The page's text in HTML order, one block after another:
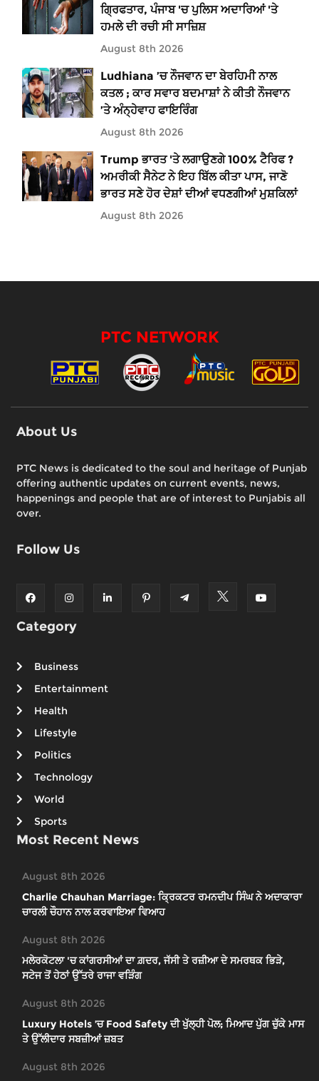
ਗ੍ਰਿਫਤਾਰ, ਪੰਜਾਬ 'ਚ ਪੁਲਿਸ ਅਦਾਰਿਆਂ 'ਤੇ
ਹਮਲੇ ਦੀ ਰਚੀ ਸੀ ਸਾਜ਼ਿਸ਼
August 8th 2026
Ludhiana ’ਚ ਨੌਜਵਾਨ ਦਾ ਬੇਰਹਿਮੀ ਨਾਲ
ਕਤਲ ; ਕਾਰ ਸਵਾਰ ਬਦਮਾਸ਼ਾਂ ਨੇ ਕੀਤੀ ਨੌਜਵਾਨ
’ਤੇ ਅੰਨ੍ਹੇਵਾਹ ਫਾਇਰਿੰਗ
August 8th 2026
Trump ਭਾਰਤ 'ਤੇ ਲਗਾਉਣਗੇ 100% ਟੈਰਿਫ ?
ਅਮਰੀਕੀ ਸੈਨੇਟ ਨੇ ਇਹ ਬਿੱਲ ਕੀਤਾ ਪਾਸ, ਜਾਣੋ
ਭਾਰਤ ਸਣੇ ਹੋਰ ਦੇਸ਼ਾਂ ਦੀਆਂ ਵਧਣਗੀਆਂ ਮੁਸ਼ਕਿਲਾਂ
August 8th 2026
PTC NETWORK
About Us
PTC News is dedicated to the soul and heritage of Punjab
offering authentic updates on current events, news,
happenings and people that are of interest to Punjabis all
over.
Follow Us
Category
Business
Entertainment
Health
Lifestyle
Politics
Technology
World
Sports
Most Recent News
August 8th 2026
Charlie Chauhan Marriage: ਕ੍ਰਿਕਟਰ ਰਮਨਦੀਪ ਸਿੰਘ ਨੇ ਅਦਾਕਾਰਾ
ਚਾਰਲੀ ਚੌਹਾਨ ਨਾਲ ਕਰਵਾਇਆ ਵਿਆਹ
August 8th 2026
ਮਲੇਰਕੋਟਲਾ 'ਚ ਕਾਂਗਰਸੀਆਂ ਦਾ ਗ਼ਦਰ, ਜੱਸੀ ਤੇ ਰਜ਼ੀਆ ਦੇ ਸਮਰਥਕ ਭਿੜੇ,
ਸਟੇਜ ਤੋਂ ਹੇਠਾਂ ਉੱਤਰੇ ਰਾਜਾ ਵੜਿੰਗ
August 8th 2026
Luxury Hotels ’ਚ Food Safety ਦੀ ਖੁੱਲ੍ਹੀ ਪੋਲ; ਮਿਆਦ ਪੁੱਗ ਚੁੱਕੇ ਮਾਸ
ਤੇ ਉੱਲੀਦਾਰ ਸਬਜ਼ੀਆਂ ਜ਼ਬਤ
August 8th 2026